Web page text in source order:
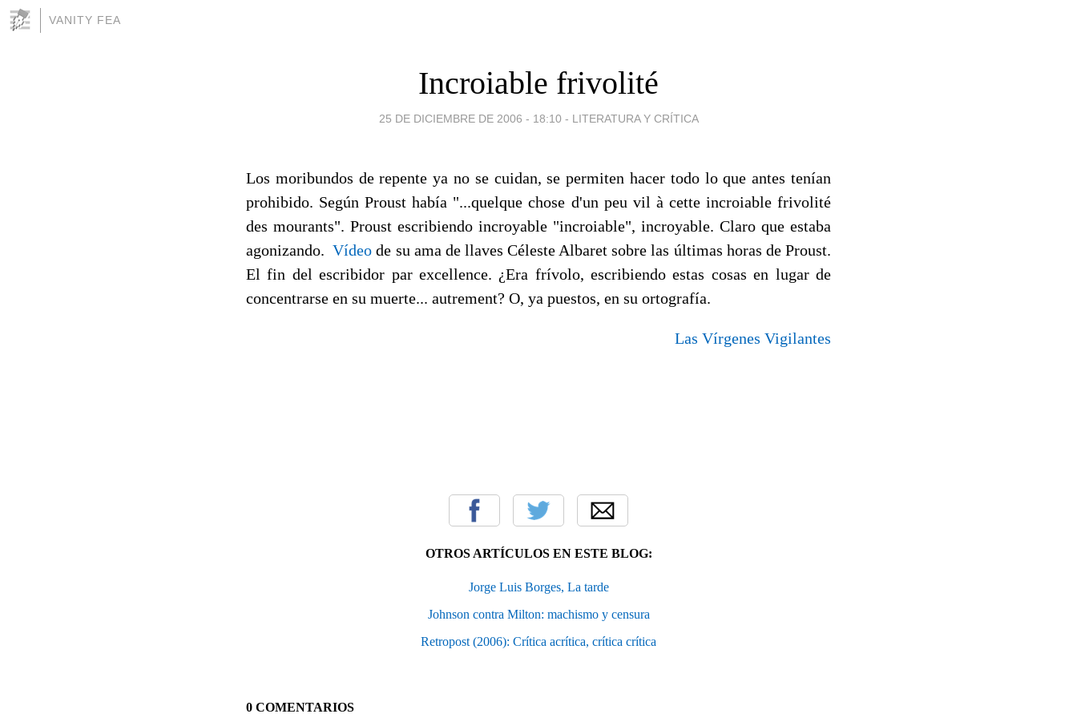
VANITY FEA
Incroiable frivolité
25 DE DICIEMBRE DE 2006 - 18:10 - LITERATURA Y CRÍTICA
Los moribundos de repente ya no se cuidan, se permiten hacer todo lo que antes tenían
prohibido. Según Proust había "...quelque chose d'un peu vil à cette incroiable frivolité
des mourants". Proust escribiendo incroyable "incroiable", incroyable. Claro que estaba
agonizando.Vídeo de su ama de llaves Céleste Albaret sobre las últimas horas de Proust.
El fin del escribidor par excellence. ¿Era frívolo, escribiendo estas cosas en lugar de
concentrarse en su muerte... autrement? O, ya puestos, en su ortografía.
Las Vírgenes Vigilantes
OTROS ARTÍCULOS EN ESTE BLOG:
Jorge Luis Borges, La tarde
Johnson contra Milton: machismo y censura
Retropost (2006): Crítica acrítica, crítica crítica
0 COMENTARIOS